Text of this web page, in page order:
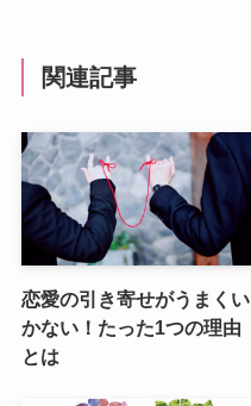
関連記事
恋愛の引き寄せがうまくい
かない！たった1つの理由
とは